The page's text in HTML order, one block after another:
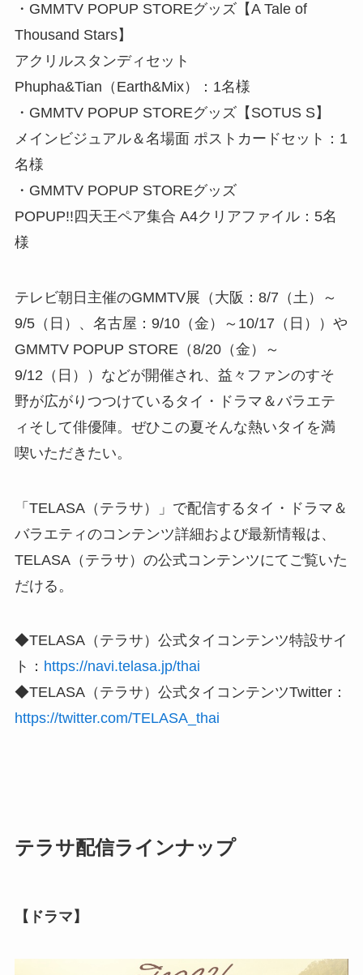
・GMMTV POPUP STOREグッズ【A Tale of
Thousand Stars】
アクリルスタンディセット
Phupha&Tian（Earth&Mix）：1名様
・GMMTV POPUP STOREグッズ【SOTUS S】
メインビジュアル＆名場面 ポストカードセット：1
名様
・GMMTV POPUP STOREグッズ
POPUP!!四天王ペア集合 A4クリアファイル：5名
様
テレビ朝日主催のGMMTV展（大阪：8/7（土）～
9/5（日）、名古屋：9/10（金）～10/17（日））や
GMMTV POPUP STORE（8/20（金）～
9/12（日））などが開催され、益々ファンのすそ
野が広がりつつけているタイ・ドラマ＆バラエテ
ィそして俳優陣。ぜひこの夏そんな熱いタイを満
喫いただきたい。
「TELASA（テラサ）」で配信するタイ・ドラマ＆
バラエティのコンテンツ詳細および最新情報は、
TELASA（テラサ）の公式コンテンツにてご覧いた
だける。
◆TELASA（テラサ）公式タイコンテンツ特設サイ
ト： https://navi.telasa.jp/thai
◆TELASA（テラサ）公式タイコンテンツTwitter：
https://twitter.com/TELASA_thai
テラサ配信ラインナップ
【ドラマ】